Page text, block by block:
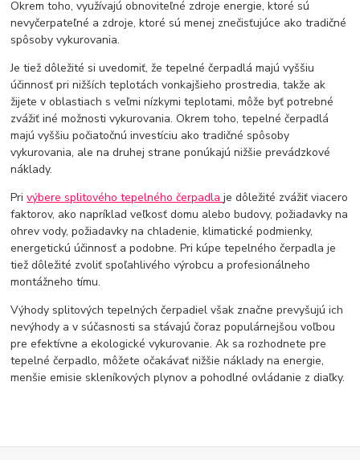
Okrem toho, využívajú obnoviteľné zdroje energie, ktoré sú
nevyčerpateľné a zdroje, ktoré sú menej znečisťujúce ako tradičné
spôsoby vykurovania.
Je tiež dôležité si uvedomiť, že tepelné čerpadlá majú vyššiu
účinnosť pri nižších teplotách vonkajšieho prostredia, takže ak
žijete v oblastiach s veľmi nízkymi teplotami, môže byť potrebné
zvážiť iné možnosti vykurovania. Okrem toho, tepelné čerpadlá
majú vyššiu počiatočnú investíciu ako tradičné spôsoby
vykurovania, ale na druhej strane ponúkajú nižšie prevádzkové
náklady.
Privýbere splitového tepelného čerpadlaje dôležité zvážiť viacero
faktorov, ako napríklad veľkosť domu alebo budovy, požiadavky na
ohrev vody, požiadavky na chladenie, klimatické podmienky,
energetickú účinnosť a podobne. Pri kúpe tepelného čerpadla je
tiež dôležité zvoliť spoľahlivého výrobcu a profesionálneho
montážneho tímu.
Výhody splitových tepelných čerpadiel však značne prevyšujú ich
nevýhody a v súčasnosti sa stávajú čoraz populárnejšou voľbou
pre efektívne a ekologické vykurovanie. Ak sa rozhodnete pre
tepelné čerpadlo, môžete očakávať nižšie náklady na energie,
menšie emisie skleníkových plynov a pohodlné ovládanie z diaľky.